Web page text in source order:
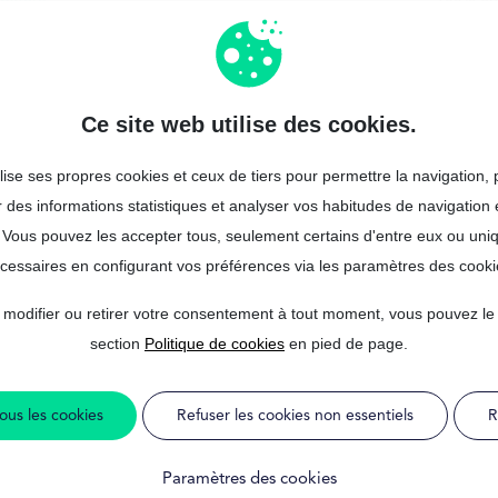
Ce site web utilise des cookies.
ses propres cookies et ceux de tiers pour permettre la navigation,
informations statistiques et analyser vos habitudes de navigation
pouvez les accepter tous, seulement certains d'entre eux ou
en configurant vos préférences via les paramètres des
ou retirer votre consentement à tout moment, vous pouvez
section Politique de cookies en pied de page.
les cookies Refuser les cookies non essentiels
Paramètres des cookies
même en cas d’inscription à l’ASNEF : MrFinan vous permet
Vous n'avez pas à fournir de justificatifs de revenus, ce qui
000€ et obtenir une réponse rapide.
et rapide sans avoir à vous soucier des démarches
que le processus de financement est transparent et sans
justificatif: